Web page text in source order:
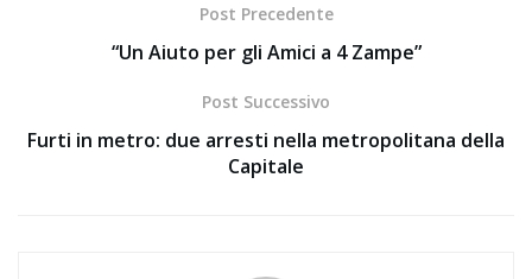
Post Precedente
“Un Aiuto per gli Amici a 4 Zampe”
Post Successivo
Furti in metro: due arresti nella metropolitana della
Capitale